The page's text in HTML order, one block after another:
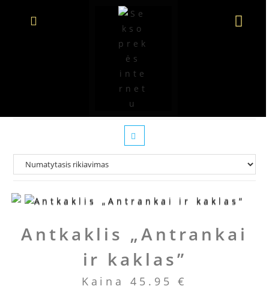
Antkakliai ir pavadėliai
Antkaklis „Antrankai
ir kaklas”
Kaina45.95€